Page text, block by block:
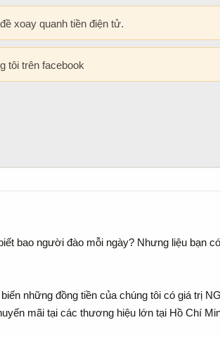
xoay quanh tiền điện tử.
tôi trên facebook
bao người đào mỗi ngày? Nhưng liệu bạn
những đồng tiền của chúng tôi có giá trị
mãi tại các thương hiệu lớn tại Hồ Chí